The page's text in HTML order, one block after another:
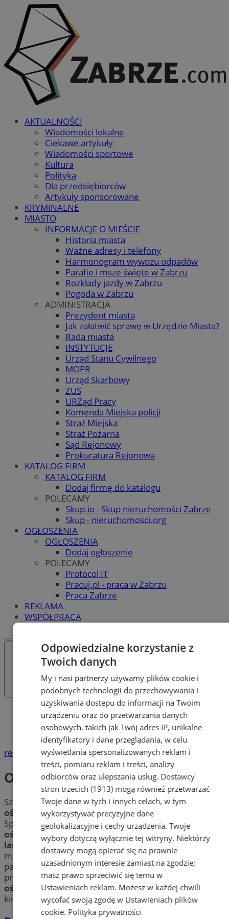
AKTUALNOŚCI
Wiadomości lokalne
Ciekawe artykuły
Wiadomości sportowe
Kultura
Polityka
Dla przedsiębiorców
Artykuły sponsorowane
KRYMINALNE
MIASTO
INFORMACJE O MIEŚCIE
Historia miasta
Ważne adresy i telefony
Harmonogram wywozu odpadów
Parafie i msze święte w Zabrzu
Rozkłady jazdy w Zabrzu
Pogoda w Zabrzu
ADMINISTRACJA
Prezydent miasta
Jak załatwić sprawę w Urzędzie Miasta?
Rada miasta
INSTYTUCJE
Urząd Stanu Cywilnego
MOPR
Urząd Skarbowy
ZUS
URZąd Pracy
Komenda Miejska policji
Straż Miejska
Straż Pożarna
Sąd Rejonowy
Prokuratura Rejonowa
KATALOG FIRM
KATALOG FIRM
Dodaj firmę do katalogu
POLECAMY
Skup.io - Skup nieruchomości Zabrze
Skup - nieruchomosci.org
OGŁOSZENIA
OGŁOSZENIA
Dodaj ogłoszenie
POLECAMY
Protocol IT
Pracuj.pl - praca w Zabrzu
Praca Zabrze
REKLAMA
WSPÓŁPRACA
Katalog firm
Dom i Budownictwo
Oświetlenie, lampy
reklama
Oświetlenie, lampy
Szukasz oryginalnejlampy ? Chcesz mieć nietuzinkowe
oświetlenie, które nada przestrzeni charakteru?
Sprawdź firmy specjalizujące się w sprzedaży
oświetleniaw Zabrzu. Sprawdź najmodniejsze wzory
lamp
. Dowiedz się, gdzie w pobliżu Zabrza znaleźć
m.in. lampy, żarówki, akcesoria elektryczne, taśmy i
paski LED oraz przewody. Poznaj najlepsze
przedsiębiorstwa w mieście Zabrze, gdzie zamówisz
oświetlenie techniczne, lampy ogrodowe, żyrandole,
kinkiety i wiele więcej.
Odpowiedzialne korzystanie z
Twoich danych
My i nasi partnerzy używamy plików cookie i
podobnych technologii do przechowywania i
uzyskiwania dostępu do informacji na Twoim
urządzeniu oraz do przetwarzania danych
osobowych, takich jak Twój adres IP, unikalne
identyfikatory i dane przeglądania, w celu
wyświetlania spersonalizowanych reklam i
treści, pomiaru reklam i treści, analizy
odbiorców oraz ulepszania usług. Dostawcy
stron trzecich (1913)mogą również przetwarzać
Twoje dane w tych i innych celach, w tym
wykorzystywać precyzyjne dane
geolokalizacyjne i cechy urządzenia. Twoje
wybory dotyczą wyłącznie tej witryny. Niektórzy
dostawcy mogą opierać się na prawnie
uzasadnionym interesie zamiast na zgodzie;
masz prawo sprzeciwić się temu w
Ustawieniach reklam. Możesz w każdej chwili
wycofać swoją zgodę w Ustawieniach plików
cookie. Polityka prywatności